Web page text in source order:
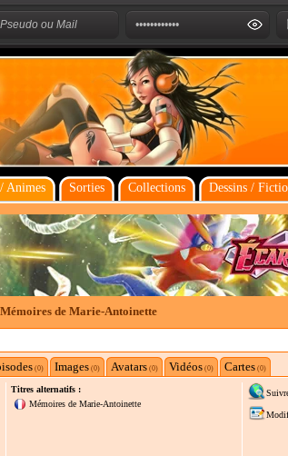
Animes Sorties Collections Dessins /
Mémoires de Marie-Antoinette
(0) Images(0) Avatars(0) Vidéos(0) Cartes(0)
Titres alternatifs :
Mémoires de Marie-Antoinette